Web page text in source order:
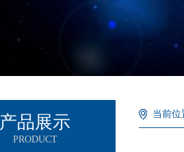
产品展示
PRODUCT
当前位